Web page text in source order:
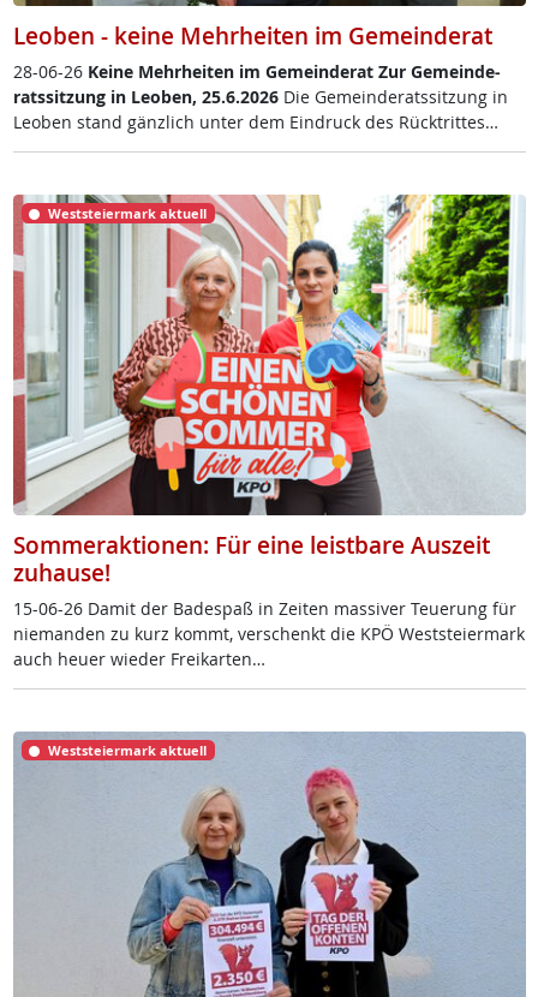
Leoben - keine Mehrheiten im Gemeinderat
28-06-26 Kei­ne Mehr­hei­ten im Ge­mein­de­rat Zur Ge­mein­de­
rats­sit­zung in Leo­ben, 25.6.2026Die Ge­mein­de­rats­sit­zung in
Leo­ben stand gänz­lich un­ter dem Ein­druck des Rück­trit­tes…
Weststeiermark aktuell
Sommeraktionen: Für eine leistbare Auszeit
zuhause!
15-06-26 Da­mit der Ba­de­spaß in Zei­ten mas­si­ver Teue­rung für
nie­man­den zu kurz kommt, ver­schenkt die KPÖ West­s­tei­er­mark
auch heu­er wie­der Frei­k­ar­ten…
Weststeiermark aktuell